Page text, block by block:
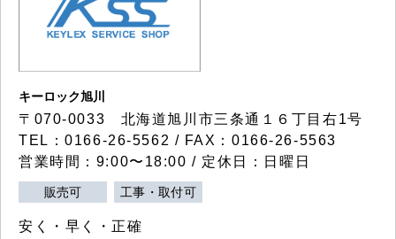
キーロック旭川
〒070-0033 北海道旭川市三条通１６丁目右1号
TEL：0166-26-5562 / FAX：0166-26-5563
営業時間：9:00〜18:00 / 定休日：日曜日
販売可 工事・取付可
安く・早く・正確